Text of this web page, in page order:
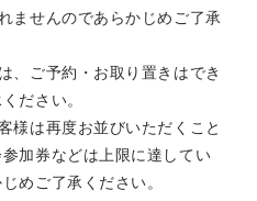
ませんのであらかじめご了承
、ご予約・お取り置きはでき
ださい。
様は再度お並びいただくこと
加券などは上限に達してい
めご了承ください。